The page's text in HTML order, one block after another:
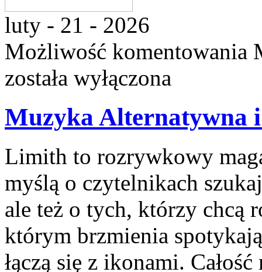
luty - 21 - 2026
Możliwość komentowania
została wyłączona
Muzyka Alternatywna
Limith to rozrywkowy
myślą o czytelnikach
ale też o tych, którzy chcą
którym brzmienia
łączą się z ikonami.